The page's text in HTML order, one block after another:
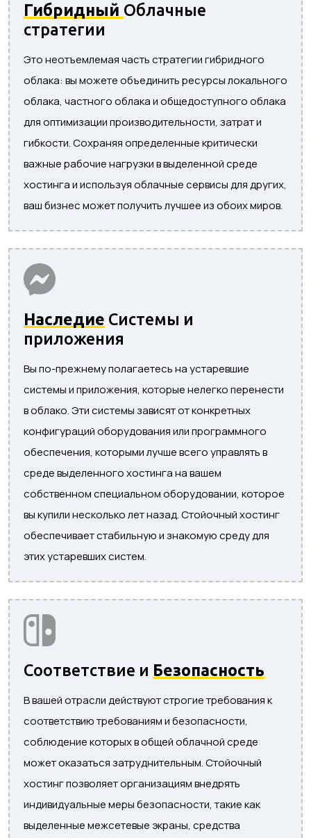
Гибридный Облачные
стратегии
Это неотъемлемая часть стратегии гибридного
облака: вы можете объединить ресурсы локального
облака, частного облака и общедоступного облака
для оптимизации производительности, затрат и
гибкости. Сохраняя определенные критически
важные рабочие нагрузки в выделенной среде
хостинга и используя облачные сервисы для других,
ваш бизнес может получить лучшее из обоих миров.
Наследие Системы и
приложения
Вы по-прежнему полагаетесь на устаревшие
системы и приложения, которые нелегко перенести
в облако. Эти системы зависят от конкретных
конфигураций оборудования или программного
обеспечения, которыми лучше всего управлять в
среде выделенного хостинга на вашем
собственном специальном оборудовании, которое
вы купили несколько лет назад. Стойочный хостинг
обеспечивает стабильную и знакомую среду для
этих устаревших систем.
Соответствие и Безопасность
В вашей отрасли действуют строгие требования к
соответствию требованиям и безопасности,
соблюдение которых в общей облачной среде
может оказаться затруднительным. Стойочный
хостинг позволяет организациям внедрять
индивидуальные меры безопасности, такие как
выделенные межсетевые экраны, средства